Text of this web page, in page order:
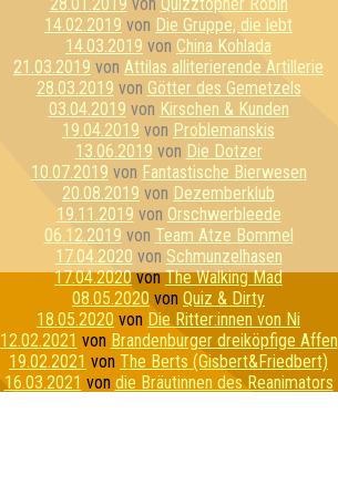
14.02.2019 von Die Gruppe, die lebt
14.03.2019 von China Kohlada
21.03.2019 von Attilas alliterierende Artillerie
28.03.2019 von Götter des Gemetzels
03.04.2019 von Kirschen & Kunden
19.04.2019 von Problemanskis
13.06.2019 von Die Dotzer
10.07.2019 von Fantastische Bierwesen
20.08.2019 von Dezemberklub
19.11.2019 von Orschwerbleede
06.12.2019 von Team Atze Bommel
17.04.2020 von Schmunzelhasen
17.04.2020vonThe Walking Mad
08.05.2020 von Quiz & Dirty
18.05.2020 von Die Ritter:innen von Ni
12.02.2021 von Brandenburger dreiköpfige Affen
19.02.2021 von The Berts (Gisbert&Friedbert)
16.03.2021 von die Bräutinnen des Reanimators